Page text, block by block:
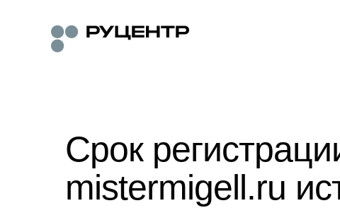
Срок
mistermigell.ru